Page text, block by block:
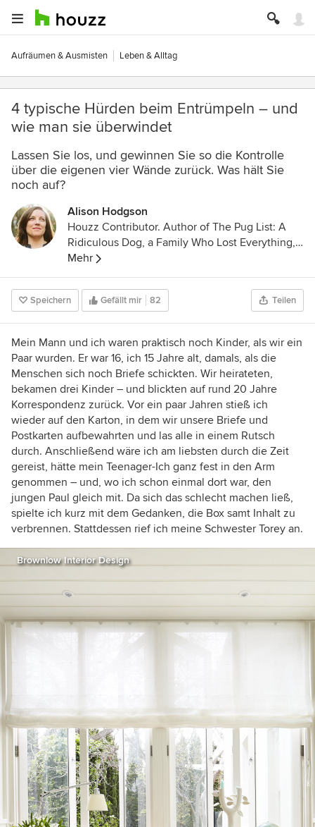
Aufräumen & Ausmisten Leben & Alltag
4 typische Hürden beim Entrümpeln – und
wie man sie überwindet
Lassen Sie los, und gewinnen Sie so die Kontrolle
über die eigenen vier Wände zurück. Was hält Sie
noch auf?
Alison Hodgson
Houzz Contributor. Author of The Pug List: A
Ridiculous Dog, a Family Who Lost Everything,
and How They All Found Their Way Home
http://alisonhodgson.net
Mehr
Speichern Gefällt mir 82 Teilen
Mein Mann und ich waren praktisch noch Kinder, als wir ein
Paar wurden. Er war 16, ich 15 Jahre alt, damals, als die
Menschen sich noch Briefe schickten. Wir heirateten,
bekamen drei Kinder – und blickten auf rund 20 Jahre
Korrespondenz zurück. Vor ein paar Jahren stieß ich
wieder auf den Karton, in dem wir unsere Briefe und
Postkarten aufbewahrten und las alle in einem Rutsch
durch. Anschließend wäre ich am liebsten durch die Zeit
gereist, hätte mein Teenager-Ich ganz fest in den Arm
genommen – und, wo ich schon einmal dort war, den
jungen Paul gleich mit. Da sich das schlecht machen ließ,
spielte ich kurz mit dem Gedanken, die Box samt Inhalt zu
verbrennen. Stattdessen rief ich meine Schwester Torey an.
Brownlow Interior Design